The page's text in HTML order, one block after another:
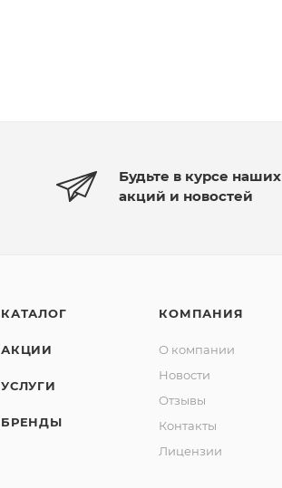
Будьте в курсе наших
акций и новостей
КАТАЛОГ
АКЦИИ
УСЛУГИ
БРЕНДЫ
КОМПАНИЯ
О компании
Новости
Отзывы
Контакты
Лицензии